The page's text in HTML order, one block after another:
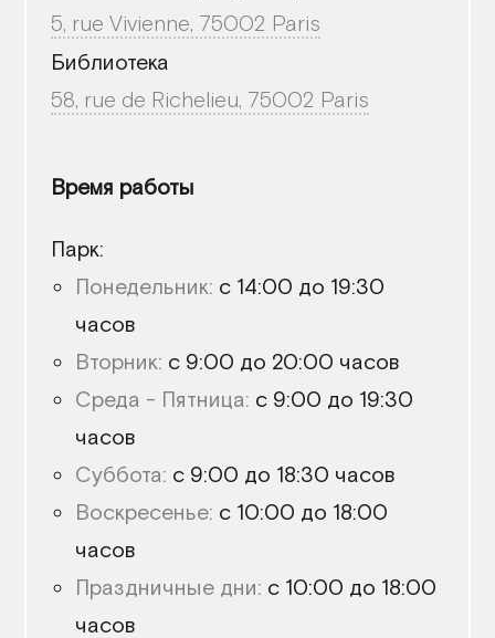
5, rue Vivienne, 75002 Paris
Библиотека
58, rue de Richelieu, 75002 Paris
Время работы
Парк:
Понедельник: с 14:00 до 19:30
часов
Вторник: с 9:00 до 20:00 часов
Среда - Пятница: с 9:00 до 19:30
часов
Суббота: с 9:00 до 18:30 часов
Воскресенье: с 10:00 до 18:00
часов
Праздничные дни: с 10:00 до 18:00
часов